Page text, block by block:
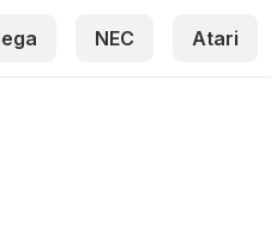
NEC Atari